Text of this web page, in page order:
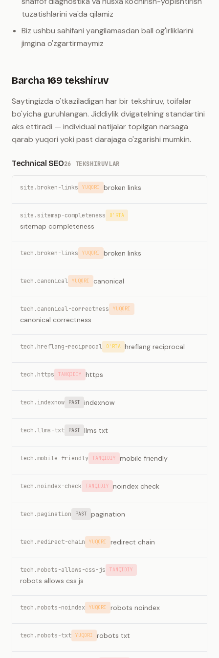
tuzatishlarini va'da qilamiz
Biz ushbu sahifani yangilamasdan ball og'irliklarini
jimgina o'zgartirmaymiz
Barcha 169 tekshiruv
Saytingizda o'tkaziladigan har bir tekshiruv, toifalar
bo'yicha guruhlangan. Jiddiylik dvigatelning standartini
aks ettiradi — individual natijalar topilgan narsaga
qarab yuqori yoki past darajaga o'zgarishi mumkin.
Technical SEO26 TEKSHIRUVLAR
site.broken-links YUQORI broken links
site.sitemap-completeness O'RTA
sitemap completeness
tech.broken-links YUQORI broken links
tech.canonical YUQORI canonical
tech.canonical-correctness YUQORI
canonical correctness
tech.hreflang-reciprocal O'RTA hreflang reciprocal
tech.https TANQIDIY https
tech.indexnow PAST indexnow
tech.llms-txt PAST llms txt
tech.mobile-friendly TANQIDIY mobile friendly
tech.noindex-check TANQIDIY noindex check
tech.pagination PAST pagination
tech.redirect-chain YUQORI redirect chain
tech.robots-allows-css-js TANQIDIY
robots allows css js
tech.robots-noindex YUQORI robots noindex
tech.robots-txt YUQORI robots txt